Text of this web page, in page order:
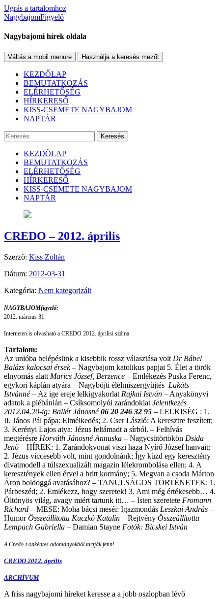
Ugrás a tartalomhoz
NagybajomFigyelő
Nagybajomi hírek oldala
Váltás a mobil menüre Használja a keresés mezőt
KEZDŐLAP
BEMUTATKOZÁS
ELÉRHETŐSÉG
HÍRKERESŐ
KISS-CSEMETE NAGYBAJOM
NAPTÁR
Keresés
KEZDŐLAP
BEMUTATKOZÁS
ELÉRHETŐSÉG
HÍRKERESŐ
KISS-CSEMETE NAGYBAJOM
NAPTÁR
CREDO – 2012. április
Szerző: Kiss Zoltán
Dátum: 2012-03-31
Kategória: Nem kategorizált
NAGYBAJOMfigyelő:
2012. március 31.
Interneten is olvasható a CREDO 2012. áprilisi száma.
Tartalom:
Az unióba belépésünk a kisebbik rossz választása volt Dr Bábel
Balázs kalocsai érsek– Nagybajom katolikus papjai 5. Élet a török
elnyomás alatt Marics József, Berzence – Emlékezés Puska Ferenc,
egykori káplán atyára – Nagyböjti élelmiszergyűjtés Lukáts
Istvánné – Az ige ereje lelkigyakorlat Rajkai István – Anyakönyvi
adatok a plébánián – Csíksomolyói zarándoklat Jelentkezés
2012.04.20-ig: Ballér Jánosné06 20 246 32 95 – LELKISÉG : 1.
II. János Pál pápa: Elmélkedés; 2. Cser László: A keresztre feszített;
3. Kerényi Lajos atya: Jézus feltámadt a sírból. – Felhívás
megtérésre Horváth Jánosné Annuska – Nagycsütörtökön Dsida
Jenő – HÍREK: 1. Zarándokvonat viszi haza Nyírő József hanvait;
2. Jézus viccesebb volt, mint gondolnánk; Így küzd egy keresztény
divatmodell a túlszexualizált magazin lélekrombolása ellen; 4. A
keresztények ellen érvel a britt kormány; 5. Megvan a csoda Márton
Áron boldoggá avatásához? – TANULSÁGOS TÖRTÉNETEK: 1.
Párbeszéd; 2. Emlékezz, hogy szeretek! 3. Ami még értékesebb… 4.
Öltönyös világ, avagy miért tartunk itt… – Isten szeretete Fromann
Richard – MESE: Moha bácsi meséi: Igazmondás Leszkai András –
HumorÖsszeállította Kuczkó Katalin – Rejtvény Összeállította
Lempach Gabriella – Damian Stayne Fotók: Bicskei István
A Credo-t önkéntes adományokból tartják fenn!
CREDO 2012. április
ARCHÍVUM
A friss nagybajomi híreket keresse a a jobb oszlopban lévő